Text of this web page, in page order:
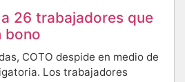
26 trabajadores que
bono
COTO despide en medio de
Los trabajadores